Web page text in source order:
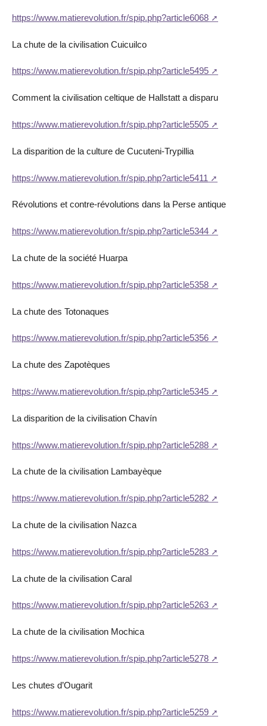
https://www.matierevolution.fr/spip.php?article6068
La chute de la civilisation Cuicuilco
https://www.matierevolution.fr/spip.php?article5495
Comment la civilisation celtique de Hallstatt a disparu
https://www.matierevolution.fr/spip.php?article5505
La disparition de la culture de Cucuteni-Trypillia
https://www.matierevolution.fr/spip.php?article5411
Révolutions et contre-révolutions dans la Perse antique
https://www.matierevolution.fr/spip.php?article5344
La chute de la société Huarpa
https://www.matierevolution.fr/spip.php?article5358
La chute des Totonaques
https://www.matierevolution.fr/spip.php?article5356
La chute des Zapotèques
https://www.matierevolution.fr/spip.php?article5345
La disparition de la civilisation Chavín
https://www.matierevolution.fr/spip.php?article5288
La chute de la civilisation Lambayèque
https://www.matierevolution.fr/spip.php?article5282
La chute de la civilisation Nazca
https://www.matierevolution.fr/spip.php?article5283
La chute de la civilisation Caral
https://www.matierevolution.fr/spip.php?article5263
La chute de la civilisation Mochica
https://www.matierevolution.fr/spip.php?article5278
Les chutes d’Ougarit
https://www.matierevolution.fr/spip.php?article5259